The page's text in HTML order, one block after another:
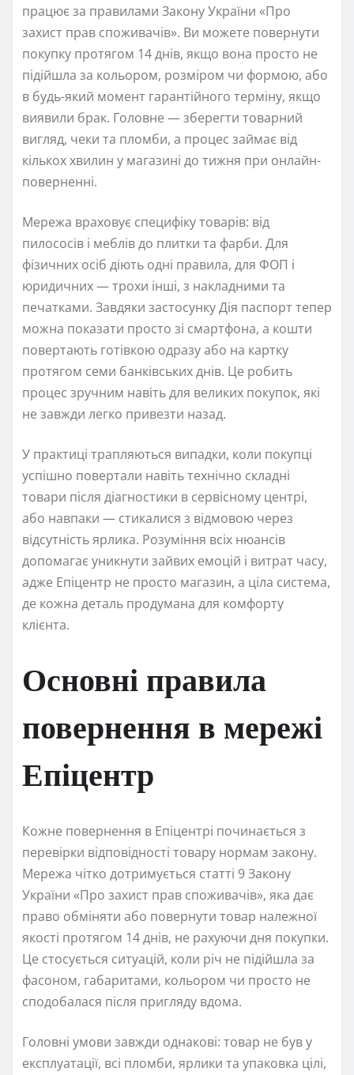
працює за правилами Закону України «Про
захист прав споживачів». Ви можете повернути
покупку протягом 14 днів, якщо вона просто не
підійшла за кольором, розміром чи формою, або
в будь-який момент гарантійного терміну, якщо
виявили брак. Головне — зберегти товарний
вигляд, чеки та пломби, а процес займає від
кількох хвилин у магазині до тижня при онлайн-
поверненні.
Мережа враховує специфіку товарів: від
пилососів і меблів до плитки та фарби. Для
фізичних осіб діють одні правила, для ФОП і
юридичних — трохи інші, з накладними та
печатками. Завдяки застосунку Дія паспорт тепер
можна показати просто зі смартфона, а кошти
повертають готівкою одразу або на картку
протягом семи банківських днів. Це робить
процес зручним навіть для великих покупок, які
не завжди легко привезти назад.
У практиці трапляються випадки, коли покупці
успішно повертали навіть технічно складні
товари після діагностики в сервісному центрі,
або навпаки — стикалися з відмовою через
відсутність ярлика. Розуміння всіх нюансів
допомагає уникнути зайвих емоцій і витрат часу,
адже Епіцентр не просто магазин, а ціла система,
де кожна деталь продумана для комфорту
клієнта.
Основні правила
повернення в мережі
Епіцентр
Кожне повернення в Епіцентрі починається з
перевірки відповідності товару нормам закону.
Мережа чітко дотримується статті 9 Закону
України «Про захист прав споживачів», яка дає
право обміняти або повернути товар належної
якості протягом 14 днів, не рахуючи дня покупки.
Це стосується ситуацій, коли річ не підійшла за
фасоном, габаритами, кольором чи просто не
сподобалася після пригляду вдома.
Головні умови завжди однакові: товар не був у
експлуатації, всі пломби, ярлики та упаковка цілі,